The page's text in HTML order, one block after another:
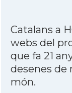
Catalans a
webs del
que fa 21
desenes de
món.